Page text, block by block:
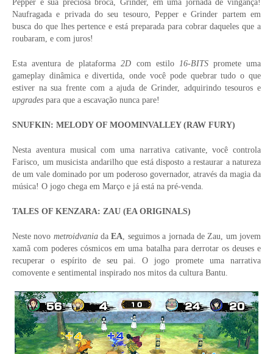
Pepper e sua preciosa broca, Grinder, em uma jornada de vingança!
Naufragada e privada do seu tesouro, Pepper e Grinder partem em
busca do que lhes pertence e está preparada para cobrar daqueles que a
roubaram, e com juros!
Esta aventura de plataforma2D com estilo 16-BITSpromete uma
gameplay dinâmica e divertida, onde você pode quebrar tudo o que
estiver na sua frente com a ajuda de Grinder, adquirindo tesouros e
upgrades para que a escavação nunca pare!
SNUFKIN: MELODY OF MOOMINVALLEY (RAW FURY)
Nesta aventura musical com uma narrativa cativante, você controla
Farisco, um musicista andarilho que está disposto a restaurar a natureza
de um vale dominado por um poderoso governador, através da magia da
música! O jogo chega em Março e já está na pré-venda.
TALES OF KENZARA: ZAU (EA ORIGINALS)
Neste novo metroidvaniadaEA, seguimos a jornada de Zau, um jovem
xamã com poderes cósmicos em uma batalha para derrotar os deuses e
recuperar o espírito de seu pai. O jogo promete uma narrativa
comovente e sentimental inspirado nos mitos da cultura Bantu.